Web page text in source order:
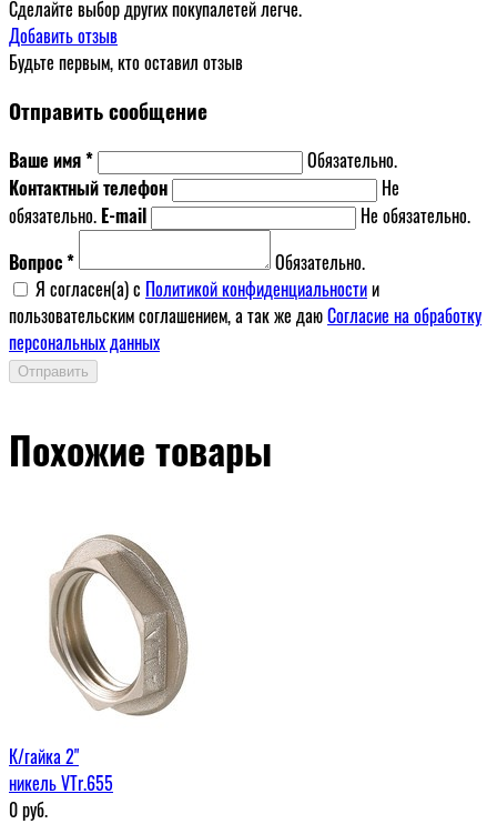
Сделайте выбор других покупалетей легче.
Добавить отзыв
Будьте первым, кто оставил отзыв
Отправить сообщение
Ваше имя *
Обязательно.
Контактный телефон
Не
обязательно. E-mail
Не обязательно.
Вопрос *
Обязательно.
Я согласен(a) с Политикой конфиденциальностии
пользовательским соглашением, а так же даюСогласие на обработку
персональных данных
Отправить
Похожие товары
К/гайка 2"
никель VTr.655
0руб.